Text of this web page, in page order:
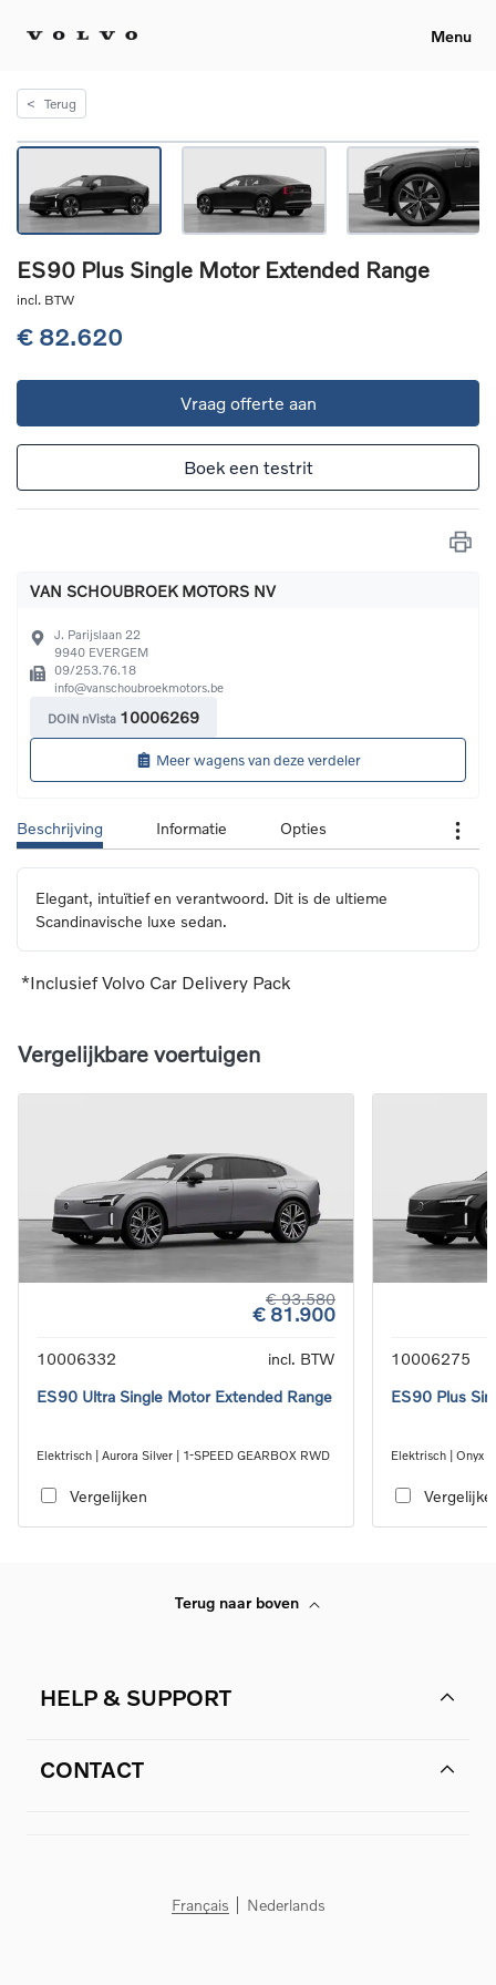
Menu
< Terug
ES90 Plus Single Motor Extended Range
incl. BTW
€ 82.620
Vraag offerte aan
Boek een testrit
VAN SCHOUBROEK MOTORS NV
J. Parijslaan 22
9940 EVERGEM
09/253.76.18
info@vanschoubroekmotors.be
DOIN nVista 10006269
Meer wagens van deze verdeler
Beschrijving Informatie Opties
Elegant, intuïtief en verantwoord. Dit is de ultieme
Scandinavische luxe sedan.
*Inclusief Volvo Car Delivery Pack
Vergelijkbare voertuigen
€ 93.580
€ 81.900
10006332
incl. BTW
ES90 Ultra Single Motor Extended Range
Elektrisch | Aurora Silver | 1-SPEED GEARBOX RWD
Vergelijken
10006275
ES90 Plus
Elektrisch | Onyx
Terug naar boven
HELP & SUPPORT
CONTACT
Français Nederlands